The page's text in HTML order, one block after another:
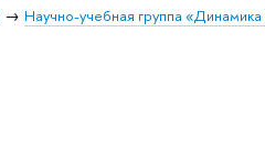
Научно-учебная группа